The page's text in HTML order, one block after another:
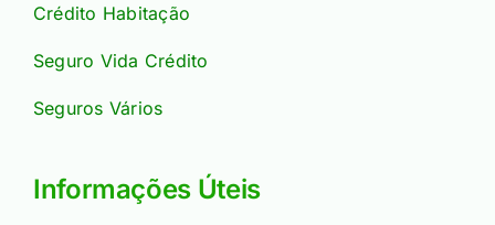
Crédito Habitação
Seguro Vida Crédito
Seguros Vários
Informações Úteis